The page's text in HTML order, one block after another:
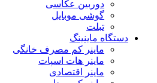
دوربین عکاسی
گوشی موبایل
تبلت
دستگاه ماینینگ
ماینر کم مصرف خانگی
ماینر هات اسپات
ماینر اقتصادی